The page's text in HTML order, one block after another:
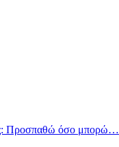
Προσπαθώ όσο μπορώ…